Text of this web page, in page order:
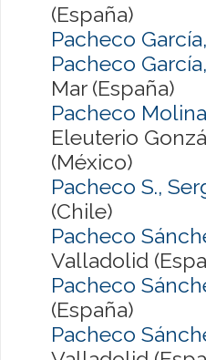
(España)
Pacheco
Pacheco
Mar (España)
Pacheco
Eleuterio
(México)
Pacheco S.,
(Chile)
Pacheco
Valladolid
Pacheco
(España)
Pacheco